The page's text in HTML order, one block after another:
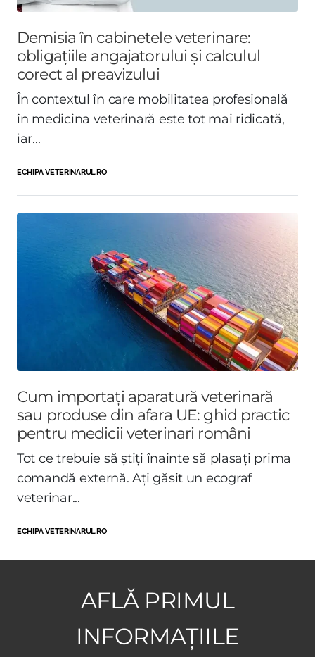
Demisia în cabinetele veterinare:
obligațiile angajatorului și calculul
corect al preavizului
În contextul în care mobilitatea profesională
în medicina veterinară este tot mai ridicată,
iar...
ECHIPA VETERINARUL.RO
Cum importați aparatură veterinară
sau produse din afara UE: ghid practic
pentru medicii veterinari români
Tot ce trebuie să știți înainte să plasați prima
comandă externă. Ați găsit un ecograf
veterinar...
ECHIPA VETERINARUL.RO
AFLĂ PRIMUL
INFORMAȚIILE